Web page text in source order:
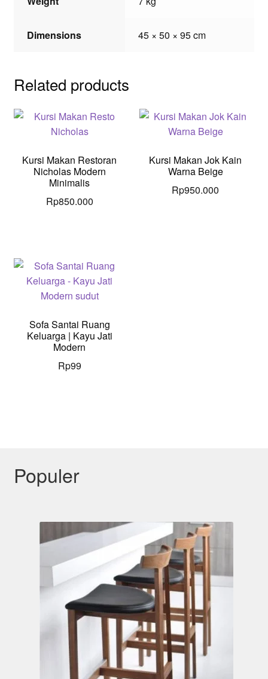
Dimensions 45 × 50 × 95 cm
Related products
Kursi Makan Restoran
Nicholas Modern
Minimalis
Rp850.000
Kursi Makan Jok Kain
Warna Beige
Rp950.000
Sofa Santai Ruang
Keluarga | Kayu Jati
Modern
Rp99
Populer